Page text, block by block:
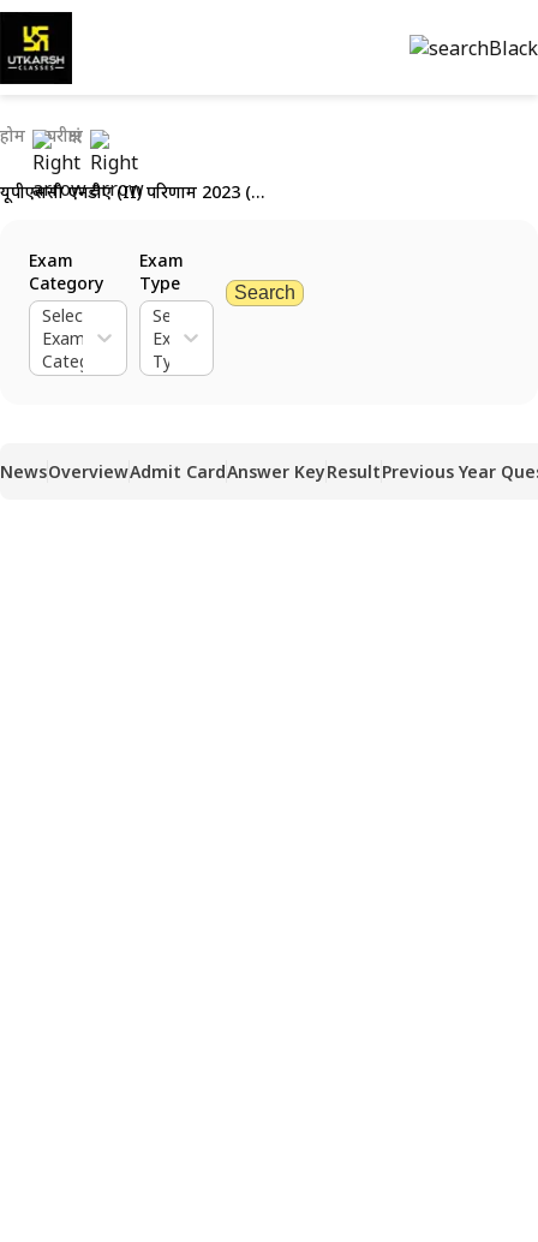
होम परीक्षाएं
यूपीएससी एनडीए (II) परिणाम 2023 (जारी): परिणाम पीडीएफ डाउनलोड लिंक प्राप्त करें
Exam
Category
Select
Exam
Category
Exam
Type
Select
Exam
Type
Search
NewsOverviewAdmit CardAnswer KeyResultPrevious Year